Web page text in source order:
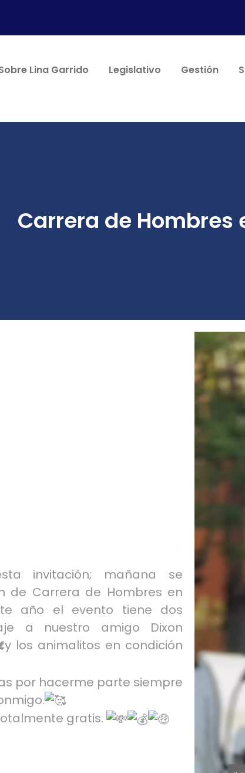
Lina Garrido Legislativo Gestión
Carrera de Hombres
invitación; mañana se
de Carrera de Hombres en
año el evento tiene dos
a nuestro amigo Dixon
y los animalitos en condición
por hacerme parte siempre
gratis.